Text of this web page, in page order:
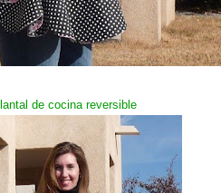
de cocina reversible